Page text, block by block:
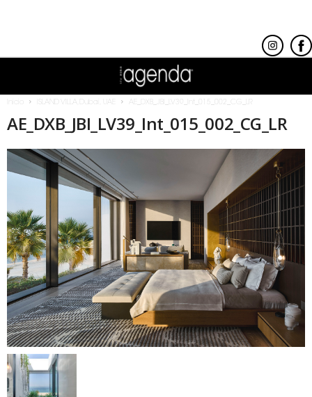
ISLAND VILLA,Dubai, UAE AE_DXB_JBI_LV39_Int_015_002_CG_LR
AE_DXB_JBI_LV39_Int_015_002_CG_LR